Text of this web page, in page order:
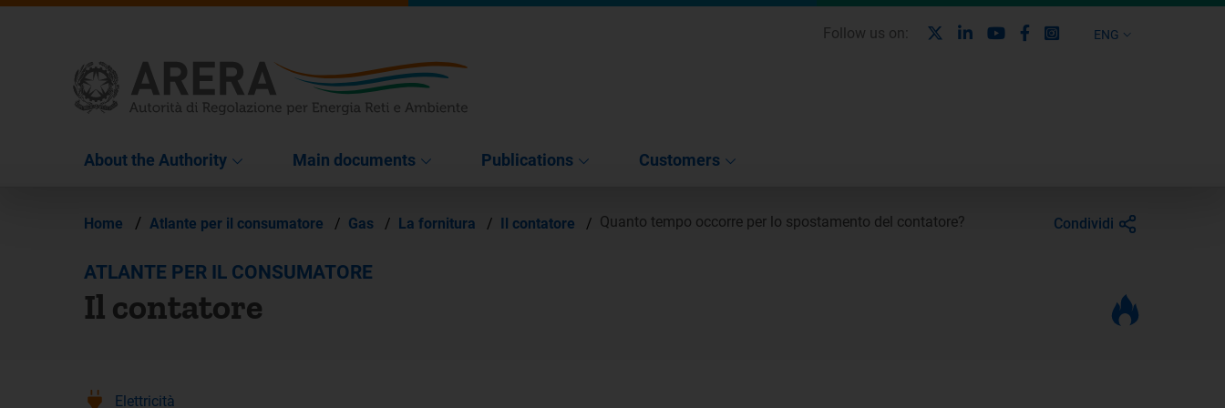
ENG
Follow us on: LinkedinYoutubeFacebook
Instagram
About the Authority Main documents Publications Customers
Home / Atlante per il consumatore / Gas / La fornitura / Il contatore / Quanto tempo occorre per lo spostamento del contatore? Condividi
ATLANTE PER IL CONSUMATORE
Il contatore
Elettricità